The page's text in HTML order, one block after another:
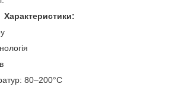
Характеристики:
80–200°C